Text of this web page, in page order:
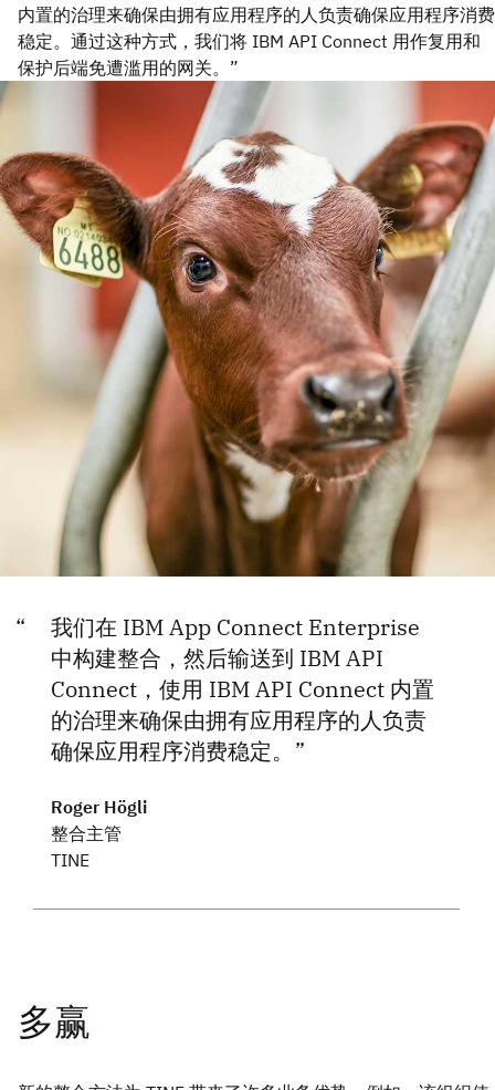
内置的治理来确保由拥有应用程序的人负责确保应用程序消费
稳定。通过这种方式，我们将 IBM API Connect 用作复用和
保护后端免遭滥用的网关。”
我们在 IBM App Connect Enterprise
中构建整合，然后输送到 IBM API
Connect，使用 IBM API Connect 内置
的治理来确保由拥有应用程序的人负责
确保应用程序消费稳定。
Roger Högli
整合主管
TINE